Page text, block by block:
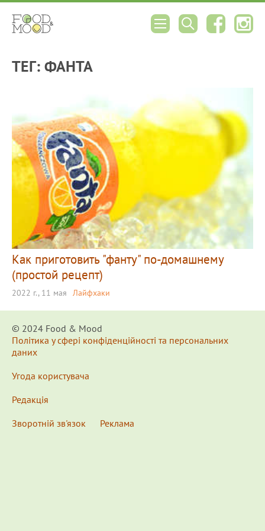
ТЕГ: ФАНТА
Как приготовить "фанту" по-домашнему
(простой рецепт)
2022 г., 11 мая Лайфхаки
© 2024 Food & Мood
Політика у сфері конфіденційності та персональних
даних
Угода користувача
Редакція
Зворотній зв'язок
Реклама